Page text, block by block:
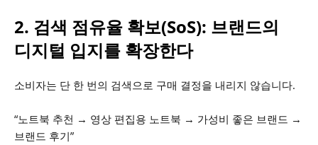
2. 검색 점유율 확보(SoS): 브랜드의
디지털 입지를 확장한다
소비자는 단 한 번의 검색으로 구매 결정을 내리지 않습니다.
“노트북 추천 → 영상 편집용 노트북 → 가성비 좋은 브랜드 →
브랜드 후기”